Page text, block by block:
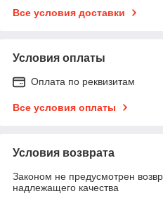
Все условия доставки
Условия оплаты
Оплата по реквизитам
Все условия оплаты
Условия возврата
Законом не предусмотрен
надлежащего качества